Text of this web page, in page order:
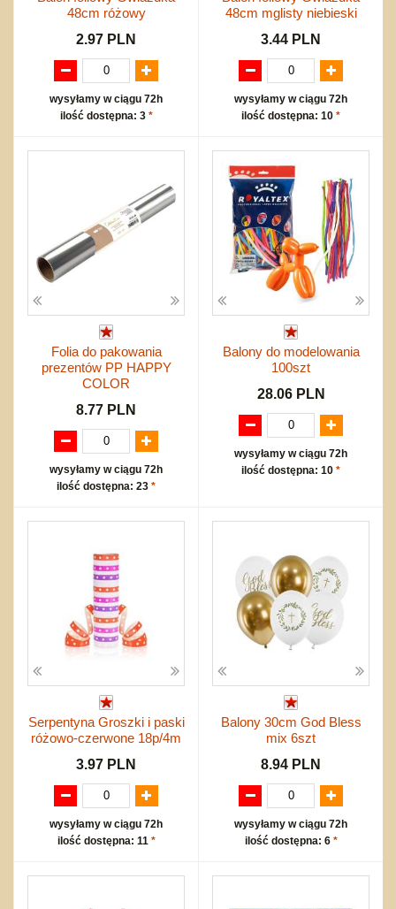
48cm różowy
2.97 PLN
wysyłamy w ciągu 72h
ilość dostępna: 3 *
48cm mglisty niebieski
3.44 PLN
wysyłamy w ciągu 72h
ilość dostępna: 10 *
Folia do pakowania
prezentów PP HAPPY
COLOR
8.77 PLN
wysyłamy w ciągu 72h
ilość dostępna: 23 *
Balony do modelowania
100szt
28.06 PLN
wysyłamy w ciągu 72h
ilość dostępna: 10 *
Serpentyna Groszki i paski
różowo-czerwone 18p/4m
3.97 PLN
wysyłamy w ciągu 72h
ilość dostępna: 11 *
Balony 30cm God Bless
mix 6szt
8.94 PLN
wysyłamy w ciągu 72h
ilość dostępna: 6 *